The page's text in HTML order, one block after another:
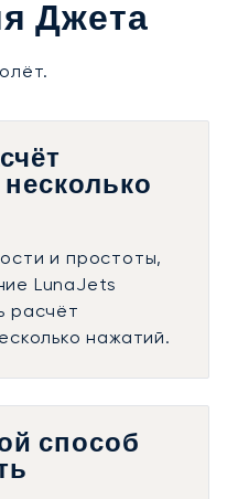
Джета
и простоты,
LunaJets
расчёт
нажатий.
способ